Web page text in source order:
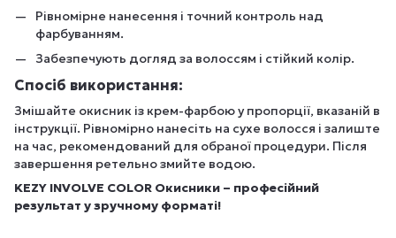
Рівномірне нанесення і точний контроль над
фарбуванням.
Забезпечують догляд за волоссям і стійкий колір.
Спосіб використання:
Змішайте окисник із крем-фарбою у пропорції, вказаній в
інструкції. Рівномірно нанесіть на сухе волосся і залиште
на час, рекомендований для обраної процедури. Після
завершення ретельно змийте водою.
KEZY INVOLVE COLOR Окисники – професійний
результат у зручному форматі!